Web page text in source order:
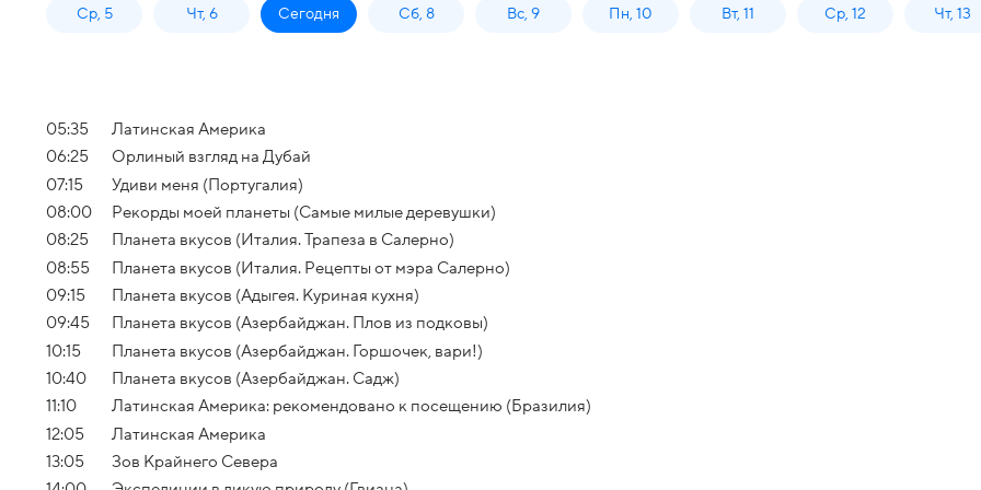
Ср, 5 Чт, 6 Сегодня Сб, 8 Вс, 9 Пн, 10 Вт, 11 Ср, 12 Чт, 13
05:35
Латинская Америка
06:25
Орлиный взгляд на Дубай
07:15
Удиви меня (Португалия)
08:00
Рекорды моей планеты (Самые милые деревушки)
08:25
Планета вкусов (Италия. Трапеза в Салерно)
08:55
Планета вкусов (Италия. Рецепты от мэра Салерно)
09:15
Планета вкусов (Адыгея. Куриная кухня)
09:45
Планета вкусов (Азербайджан. Плов из подковы)
10:15
Планета вкусов (Азербайджан. Горшочек, вари!)
10:40
Планета вкусов (Азербайджан. Садж)
11:10
Латинская Америка: рекомендовано к посещению (Бразилия)
12:05
Латинская Америка
13:05
Зов Крайнего Севера